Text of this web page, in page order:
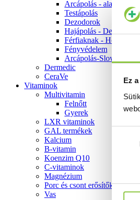
Ez
Arcápolás - alapozók
Testápolás
Dezodorok
Hajápolás - Dercos
Férfiaknak - Homme
Fényvédelem
Arcápolás-Slow Age
Dermedic
CeraVe
Vitaminok
Multivitamin
Felnőtt
Gyerek
LXR vitaminok
GAL termékek
Kalcium
B-vitamin
Koenzim Q10
C-vitaminok
Magnézium
Porc és csont erősítők
Vas